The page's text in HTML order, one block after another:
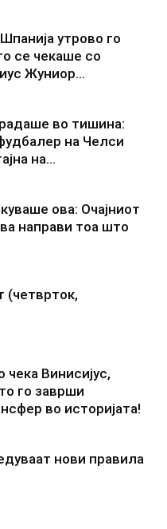
утрово го
се чекаше со
Жуниор...
во тишина:
на Челси
на...
ова: Очајниот
направи тоа што
(четврток,
Винисијус,
го заврши
во историјата!
нови правила